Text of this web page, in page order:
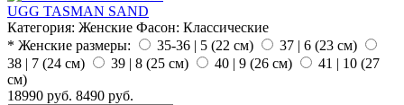
UGG TASMAN SAND
Категория: Женские Фасон: Классические
* Женские размеры:
35-36 | 5 (22 см)
37 | 6 (23 см)
38 | 7 (24 см)
39 | 8 (25 см) 40 | 9 (26 см)
41 | 10 (27
см)
18990 руб. 8490 руб.